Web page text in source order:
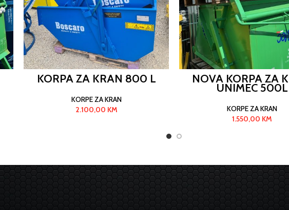
KORPA ZA KRAN 800 L
KORPE ZA KRAN
2.100,00 KM
NOVA KORPA ZA
UNIMEC 500L
KORPE ZA KRAN
1.550,00 KM